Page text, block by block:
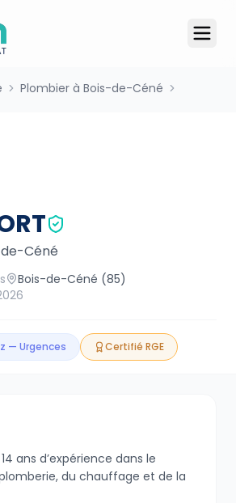
Plombier à Bois-de-Céné
Céné
Bois-de-Céné (85)
— Urgences Certifié RGE
ans d’expérience dans le
du chauffage et de la